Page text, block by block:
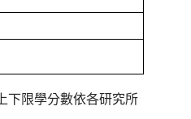
下限學分數依各研究所